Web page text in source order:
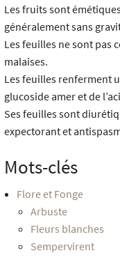
Les fruits sont
généralement sans
Les feuilles ne sont pas
malaises.
Les feuilles renferment
glucoside amer et de
Ses feuilles sont
expectorant et
Mots-clés
Flore et Fonge
Arbuste
Fleurs blanches
Sempervirent